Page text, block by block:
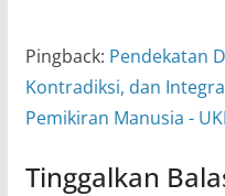
Pingback: Pendekatan
Kontradiksi, dan
Pemikiran Manusia -
Tinggalkan